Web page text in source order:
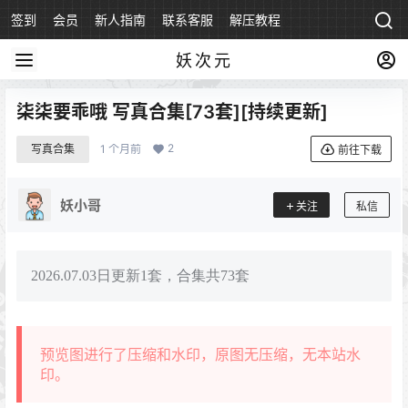
签到 会员 新人指南 联系客服 解压教程
妖次元
柒柒要乖哦 写真合集[73套][持续更新]
写真合集 1 个月前 2 前往下载
妖小哥 关注 私信
2026.07.03日更新1套，合集共73套
预览图进行了压缩和水印，原图无压缩，无本站水
印。